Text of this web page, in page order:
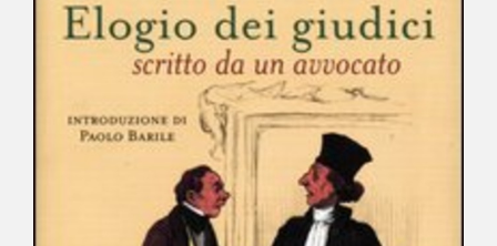
AUTORI
EVENTI
NEWS
CONTATTI